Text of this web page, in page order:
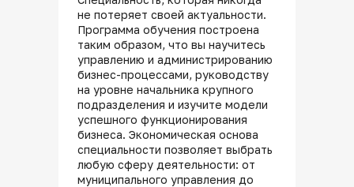
не потеряет своей актуальности.
Программа обучения построена
таким образом, что вы научитесь
управлению и администрированию
бизнес-процессами, руководству
на уровне начальника крупного
подразделения и изучите модели
успешного функционирования
бизнеса. Экономическая основа
специальности позволяет выбрать
любую сферу деятельности: от
муниципального управления до